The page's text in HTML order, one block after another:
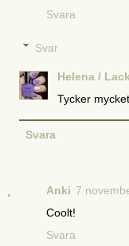
Svara
Svar
Helena /
Tycker
Svara
Anki 7
Coolt!
Svara